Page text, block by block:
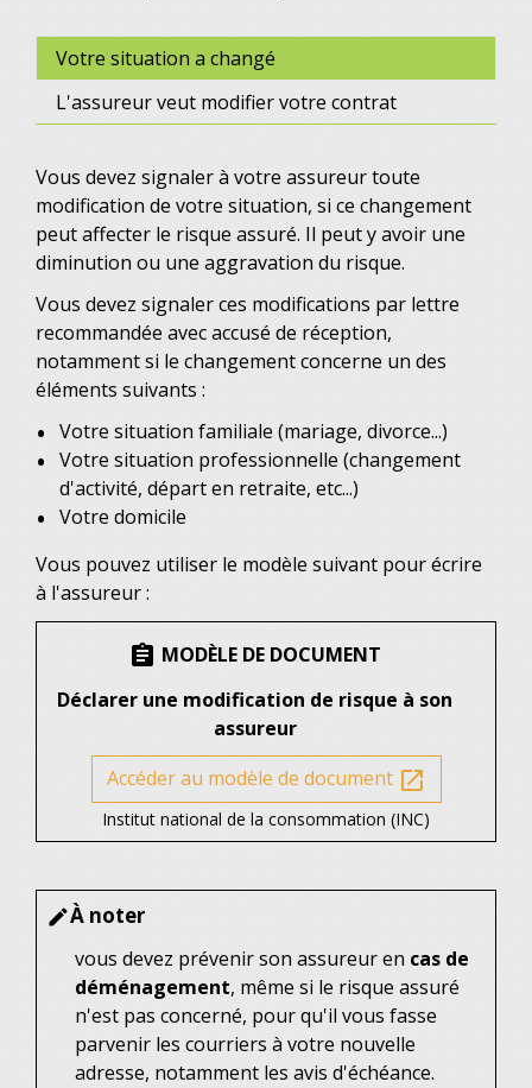
Votre situation a changé
L'assureur veut modifier votre contrat
Vous devez signaler à votre assureur toute
modification de votre situation, si ce changement
peut affecter le risque assuré. Il peut y avoir une
diminution ou une aggravation du risque.
Vous devez signaler ces modifications par lettre
recommandée avec accusé de réception,
notamment si le changement concerne un des
éléments suivants :
Votre situation familiale (mariage, divorce...)
Votre situation professionnelle (changement
d'activité, départ en retraite, etc...)
Votre domicile
Vous pouvez utiliser le modèle suivant pour écrire
à l'assureur :
assignment MODÈLE DE DOCUMENT
Déclarer une modification de risque à son
assureur
Accéder au modèle de document open_in_new
Institut national de la consommation (INC)
editÀ noter
vous devez prévenir son assureur en cas de
déménagement, même si le risque assuré
n'est pas concerné, pour qu'il vous fasse
parvenir les courriers à votre nouvelle
adresse, notamment les avis d'échéance.